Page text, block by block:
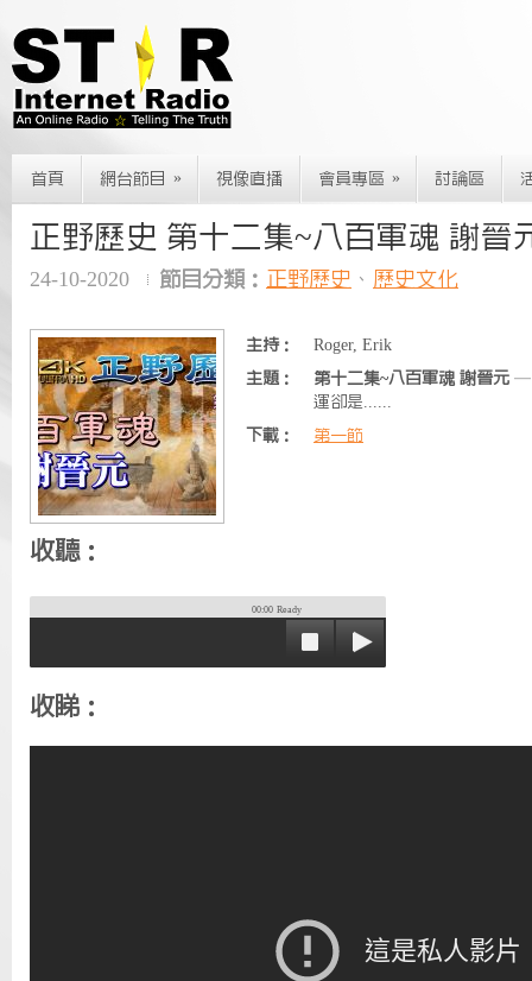
首頁 網台節目 » 視像直播 會員專區 » 討論區
正野歷史 第十二集~八百軍魂 謝晉
24-10-2020 節目分類： 正野歷史 、 歷史文化
主持：
Roger, Erik
主題：
第十二集~八百軍魂 謝晉元 —
運卻是......
下載：
第一節
收聽：
00:00 Ready
收睇：